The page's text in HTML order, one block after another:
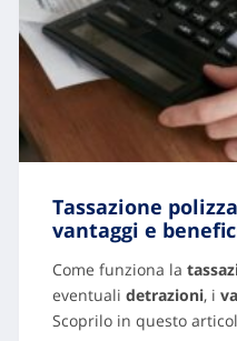
Tassazione
vantaggi e
Come funziona la
eventuali detrazioni, i
Scoprilo in questo